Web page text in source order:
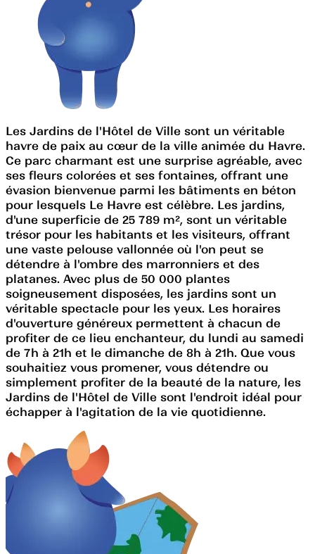
Les Jardins de l'Hôtel de Ville sont un véritable
havre de paix au cœur de la ville animée du Havre.
Ce parc charmant est une surprise agréable, avec
ses fleurs colorées et ses fontaines, offrant une
évasion bienvenue parmi les bâtiments en béton
pour lesquels Le Havre est célèbre. Les jardins,
d'une superficie de 25 789 m², sont un véritable
trésor pour les habitants et les visiteurs, offrant
une vaste pelouse vallonnée où l'on peut se
détendre à l'ombre des marronniers et des
platanes. Avec plus de 50 000 plantes
soigneusement disposées, les jardins sont un
véritable spectacle pour les yeux. Les horaires
d'ouverture généreux permettent à chacun de
profiter de ce lieu enchanteur, du lundi au samedi
de 7h à 21h et le dimanche de 8h à 21h. Que vous
souhaitiez vous promener, vous détendre ou
simplement profiter de la beauté de la nature, les
Jardins de l'Hôtel de Ville sont l'endroit idéal pour
échapper à l'agitation de la vie quotidienne.